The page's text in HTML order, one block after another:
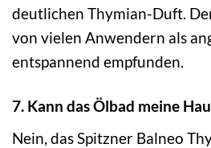
deutlichen Thymian-Duft.
von vielen Anwendern als
entspannend empfunden.
7. Kann das Ölbad meine
Nein, das Spitzner Balneo